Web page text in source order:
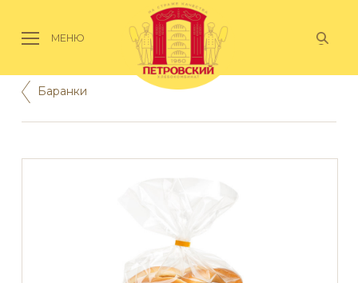
МЕНЮ
Баранки